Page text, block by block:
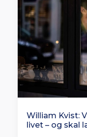
William Kvist:
livet – og skal